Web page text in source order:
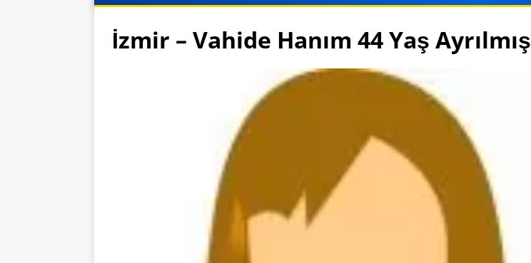
İzmir – Vahide Hanım 44 Yaş Ayrılmış